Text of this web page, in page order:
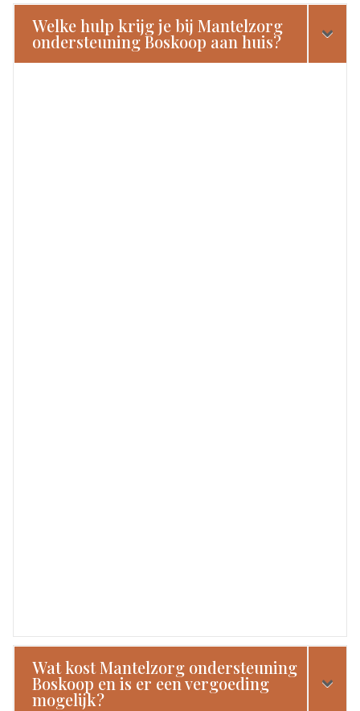
Welke hulp krijg je bij Mantelzorg
ondersteuning Boskoop aan huis?
Wat kost Mantelzorg ondersteuning
Boskoop en is er een vergoeding
mogelijk?